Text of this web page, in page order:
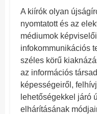
A kiírók olyan
nyomtatott és az
médiumok
infokommunikációs
széles körű
az információs
képességeiről,
lehetőségekkel járó
elhárításának